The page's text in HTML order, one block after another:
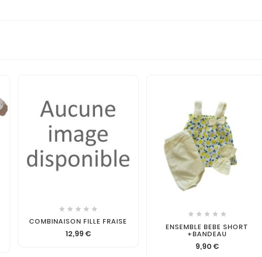
    
COMBINAISON FILLE FRAISE
12,99 €

    
ENSEMBLE BEBE SHORT
+BANDEAU
9,90 €